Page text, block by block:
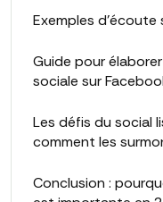
Exemples d'écoute
Guide pour
sociale sur
Les défis du social
comment les
Conclusion :